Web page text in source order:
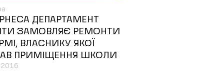
ДЕПАРТАМЕНТ
ЗАМОВЛЯЄ РЕМОНТИ
ВЛАСНИКУ ЯКОЇ
ПРИМІЩЕННЯ ШКОЛИ